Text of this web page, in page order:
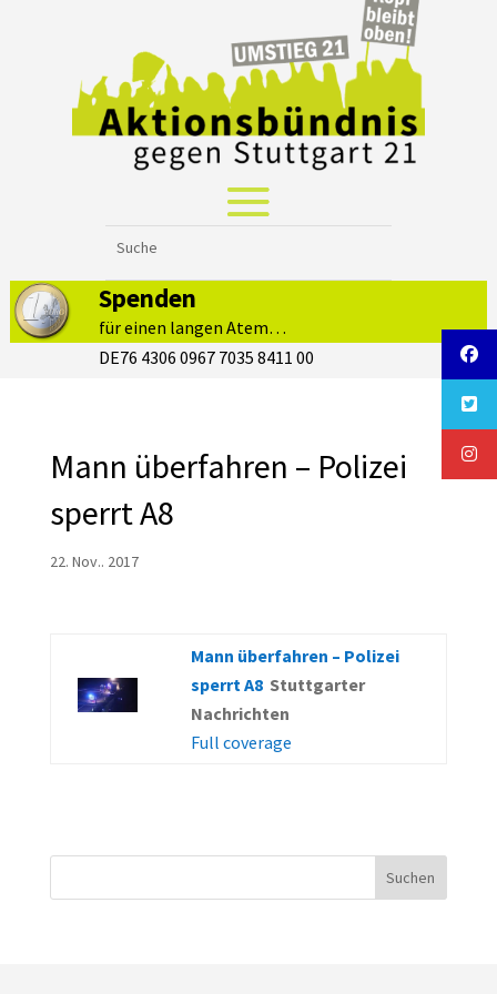
Spenden
für einen langen Atem…
DE76 4306 0967 7035 8411 00
Mann überfahren – Polizei
sperrt A8
22. Nov.. 2017
Mann überfahren – Polizei
sperrt A8 Stuttgarter
Nachrichten
Full coverage
Suchen